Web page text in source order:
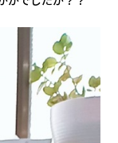
サポート
サポート